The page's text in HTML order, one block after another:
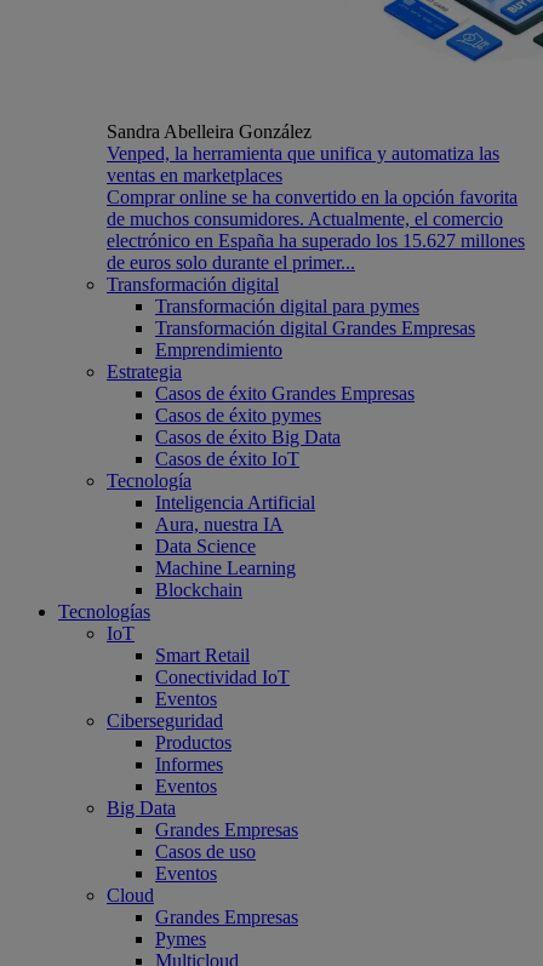
Sandra Abelleira González
Venped, la herramienta que unifica y automatiza las
ventas en marketplaces
Comprar online se ha convertido en la opción favorita
de muchos consumidores. Actualmente, el comercio
electrónico en España ha superado los 15.627 millones
de euros solo durante el primer...
Transformación digital
Transformación digital para pymes
Transformación digital Grandes Empresas
Emprendimiento
Estrategia
Casos de éxito Grandes Empresas
Casos de éxito pymes
Casos de éxito Big Data
Casos de éxito IoT
Tecnología
Inteligencia Artificial
Aura, nuestra IA
Data Science
Machine Learning
Blockchain
Tecnologías
IoT
Smart Retail
Conectividad IoT
Eventos
Ciberseguridad
Productos
Informes
Eventos
Big Data
Grandes Empresas
Casos de uso
Eventos
Cloud
Grandes Empresas
Pymes
Multicloud